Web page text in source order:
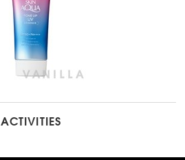
ACTIVITIES